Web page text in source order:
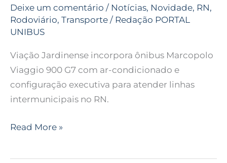
Deixe um comentário / Notícias, Novidade, RN,
Rodoviário, Transporte / Redação PORTAL
UNIBUS
Viação Jardinense incorpora ônibus Marcopolo
Viaggio 900 G7 com ar-condicionado e
configuração executiva para atender linhas
intermunicipais no RN.
Read More »